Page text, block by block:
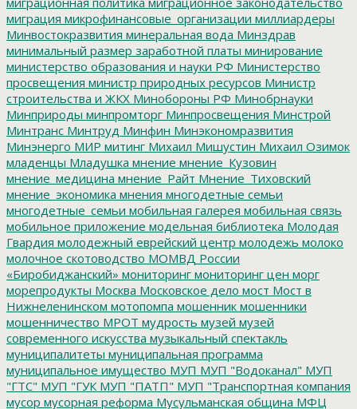
миграция микрофинансовые_организации миллиардеры
Минвостокразвития минеральная вода Минздрав
минимальный размер заработной платы минирование
министерство образования и науки РФ Министерство
просвещения министр природных ресурсов Министр
строительства и ЖКХ Минобороны РФ Минобрнауки
Минприроды минпромторг Минпросвещения Минстрой
Минтранс Минтруд Минфин Минэкономразвития
Минэнерго МИР митинг Михаил Мишустин Михаил Озимок
младенцы Младушка мнение мнение_Кузовин
мнение_медицина мнение_Райт Мнение_Тиховский
мнение_экономика мнения многодетные семьи
многодетные_семьи мобильная галерея мобильная связь
мобильное приложение модельная библиотека Молодая
Гвардия молодежный еврейский центр молодежь молоко
молочное скотоводство МОМВД России
«Биробиджанский» мониторинг мониторинг цен морг
морепродукты Москва Московское дело мост Мост в
Нижнеленинском мотопомпа мошенник мошенники
мошенничество МРОТ мудрость музей музей
современного искусства музыкальный спектакль
муниципалитеты муниципальная программа
муниципальное имущество МУП МУП "Водоканал" МУП
"ГТС" МУП "ГУК МУП "ПАТП" МУП "Транспортная компания
мусор мусорная реформа Мусульманская община МФЦ